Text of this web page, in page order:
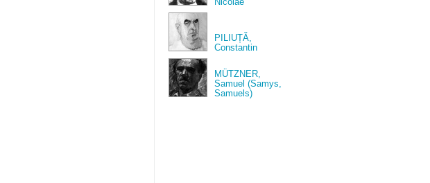
PILIUȚĂ,
Constantin
MÜTZNER,
Samuel (Samys,
Samuels)